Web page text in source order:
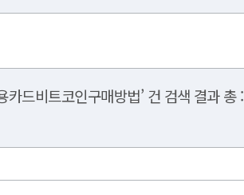
드비트코인구매방법’ 건 검색 결과 총 :